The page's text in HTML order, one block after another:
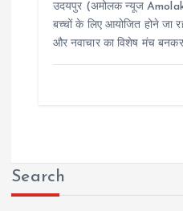
उदयपुर (अमोलक न्यूज
बच्चों के लिए आयोजित होने जा
और नवाचार का विशेष मंच
Search